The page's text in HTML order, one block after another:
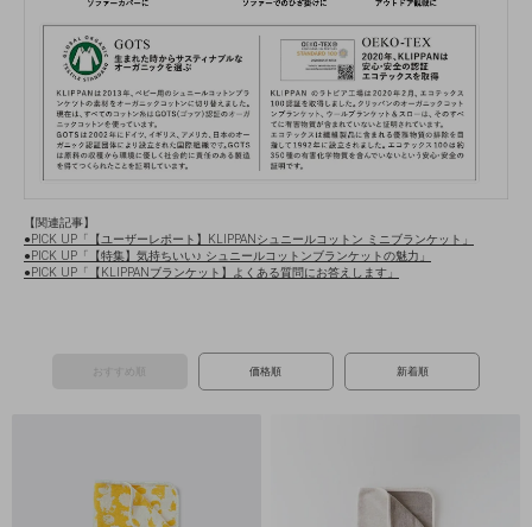
【関連記事】
●PICK UP「【ユーザーレポート】KLIPPANシュニールコットン ミニブランケット」
●PICK UP「【特集】気持ちいい♪ シュニールコットンブランケットの魅力」
●PICK UP「【KLIPPANブランケット】よくある質問にお答えします」
おすすめ順 価格順 新着順